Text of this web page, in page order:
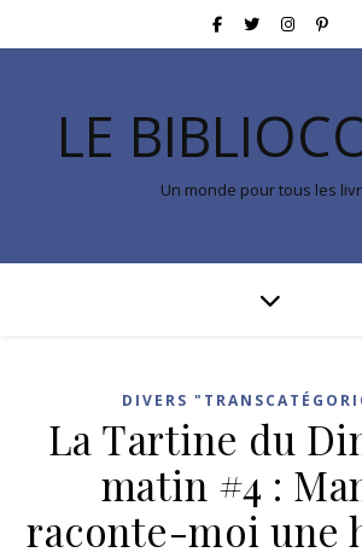
LE
Un monde pour tous les
DIVERS
La Tartine du
matin #4 :
raconte-moi une